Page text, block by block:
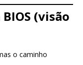
(visão
o caminho